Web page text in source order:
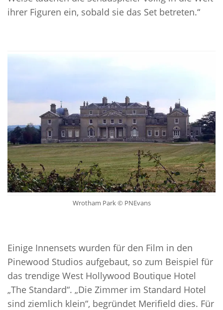
ihrer Figuren ein, sobald sie das Set betreten.“
Wrotham Park © PNEvans
Einige Innensets wurden für den Film in den
Pinewood Studios aufgebaut, so zum Beispiel für
das trendige West Hollywood Boutique Hotel
„The Standard“. „Die Zimmer im Standard Hotel
sind ziemlich klein“, begründet Merifield dies. Für